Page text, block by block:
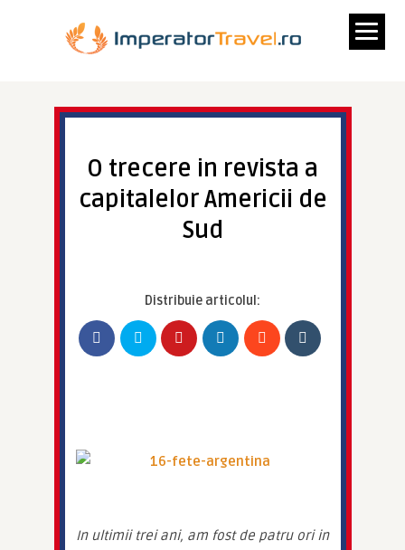
O trecere in revista a
capitalelor Americii de
Sud
Distribuie articolul:
In ultimii trei ani, am fost de patru ori in